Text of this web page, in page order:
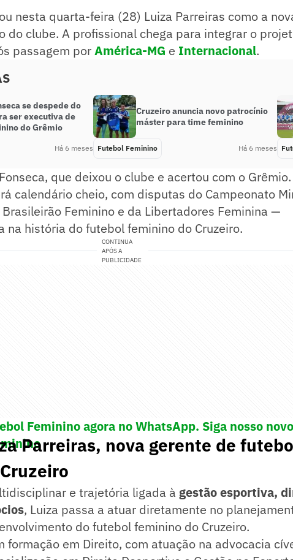
nesta quarta-feira (28) Luiza Parreiras como a
do clube. A profissional chega para integrar o
passagem porAmérica-MG e Internacional.
se despede do
ser executiva de
do Grêmio
Há 6 meses
Cruzeiro anuncia novo patrocínio
máster para time feminino
Futebol Feminino Há 6 meses
que deixou o clube e acertou com o Grêmio.
calendário cheio, com disputas do Campeonato
Feminino e da Libertadores Feminina —
na história do futebol feminino do Cruzeiro.
CONTINUA
APÓS A
PUBLICIDADE
Feminino agora no WhatsApp. Siga nosso
Parreiras, nova gerente de
e trajetória ligada à gestão esportiva,
, Luiza passa a atuar diretamente no
do futebol feminino do Cruzeiro.
formação em Direito, com atuação na advocacia